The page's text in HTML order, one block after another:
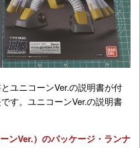
ユニコーンVer.の説明書が付
す。ユニコーンVer.の説明書
ンVer.）のパッケージ・ランナ